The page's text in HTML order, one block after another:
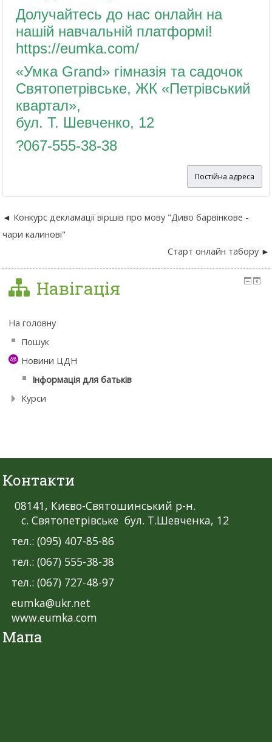
Долучайтесь до нас онлайн на
нашій навчальній платформі!
https://eumka.com/
«Умка Grand» гімназія та садочок
Святопетрівське, ЖК «Петрівський
квартал»,
бул. Т. Шевченко, 12
?067-555-38-38
Постійна адреса
Конкурс декламації віршів про мову "Диво барвінкове -
чари калинові"
Старт онлайн табору
Навігація
На головну
Пошук
Новини ЦДН
Інформація для батьків
Курси
Контакти
08141, Києво-Святошинський р-н.
с. Святопетрівське бул. Т.Шевченка, 12
тел.: (095) 407-85-86
тел.: (067) 555-38-38
тел.: (067) 727-48-97
eumka@ukr.net
www.eumka.com
Мапа